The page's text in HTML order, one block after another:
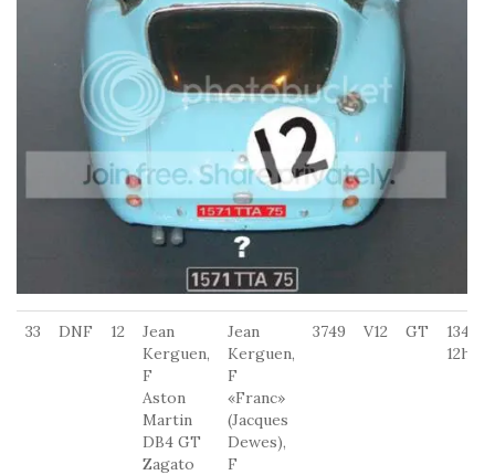
33 DNF 12
Jean
Kerguen,
F
Aston
Martin
DB4 GT
Zagato
Jean
Kerguen,
F
«Franc»
(Jacques
Dewes),
F
3749 V12 GT
134
12h